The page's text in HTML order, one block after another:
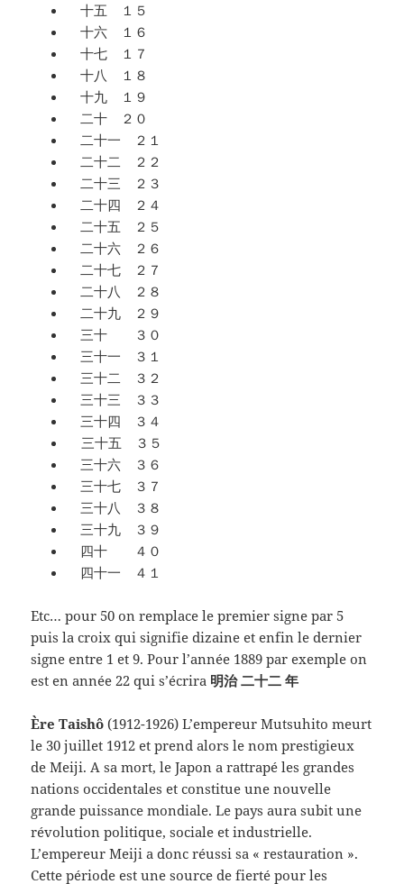
十五 １５
十六 １６
十七 １７
十八 １８
十九 １９
二十 ２０
二十一 ２１
二十二 ２２
二十三 ２３
二十四 ２４
二十五 ２５
二十六 ２６
二十七 ２７
二十八 ２８
二十九 ２９
三十 ３０
三十一 ３１
三十二 ３２
三十三 ３３
三十四 ３４
三十五 ３５
三十六 ３６
三十七 ３７
三十八 ３８
三十九 ３９
四十 ４０
四十一 ４１
Etc… pour 50 on remplace le premier signe par 5
puis la croix qui signifie dizaine et enfin le dernier
signe entre 1 et 9. Pour l’année 1889 par exemple on
est en année 22 qui s’écrira 明治 二十二 年
Ère Taishô (1912-1926) L’empereur Mutsuhito meurt
le 30 juillet 1912 et prend alors le nom prestigieux
de Meiji. A sa mort, le Japon a rattrapé les grandes
nations occidentales et constitue une nouvelle
grande puissance mondiale. Le pays aura subit une
révolution politique, sociale et industrielle.
L’empereur Meiji a donc réussi sa « restauration ».
Cette période est une source de fierté pour les